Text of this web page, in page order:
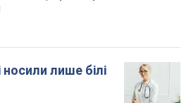
лише білі